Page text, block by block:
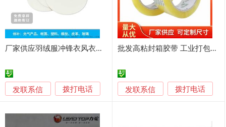
厂家供应羽绒服冲锋衣风衣睡袋帐篷透明修补贴胶
发联系信 拨打电话
批发高粘封箱胶带 工业打包透明胶 黄色封口胶航空打板原白封箱胶
发联系信 拨打电话